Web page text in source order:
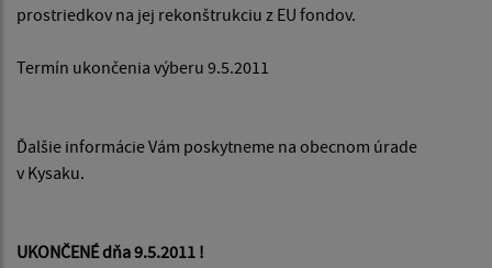
prostriedkov na jej rekonštrukciu z EU fondov.
Termín ukončenia výberu 9.5.2011
Ďalšie informácie Vám poskytneme na obecnom úrade
v Kysaku.
UKONČENÉ dňa 9.5.2011 !